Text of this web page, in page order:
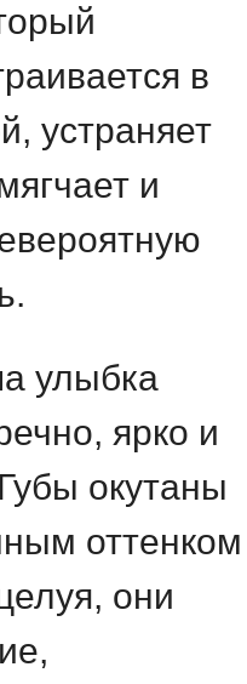
в
устраняет
и
улыбка
ярко и
окутаны
оттенком
они